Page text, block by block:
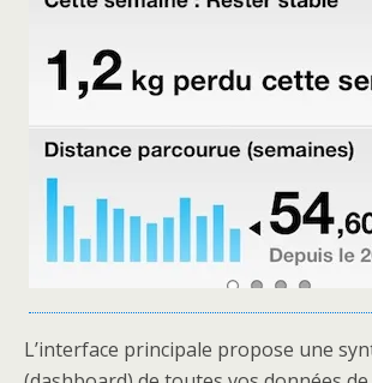
L’interface principale propose une